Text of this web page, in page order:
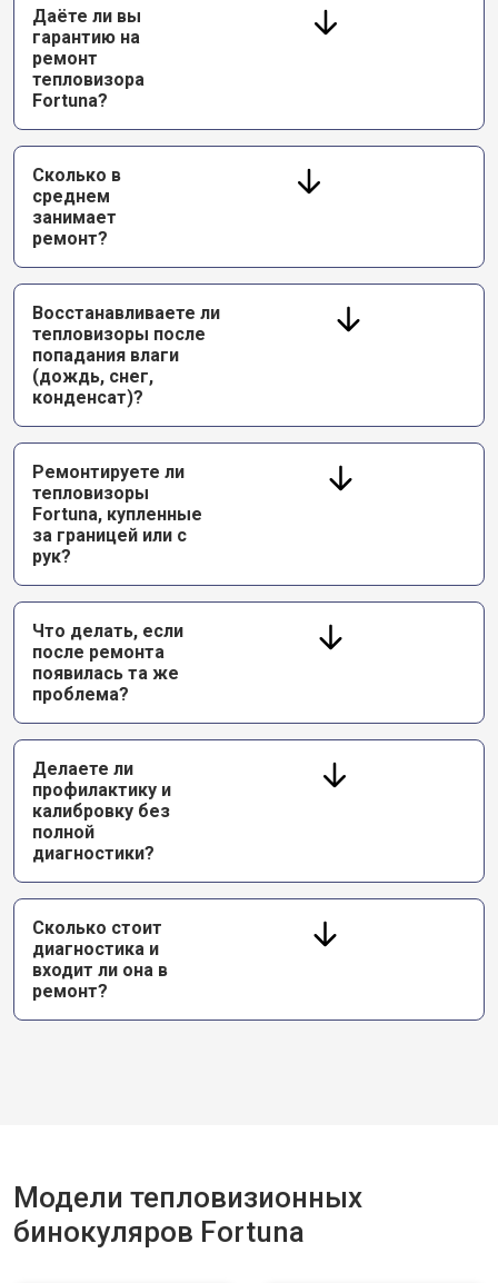
Даёте ли вы
гарантию на
ремонт
тепловизора
Fortuna?
Сколько в
среднем
занимает
ремонт?
Восстанавливаете ли
тепловизоры после
попадания влаги
(дождь, снег,
конденсат)?
Ремонтируете ли
тепловизоры
Fortuna, купленные
за границей или с
рук?
Что делать, если
после ремонта
появилась та же
проблема?
Делаете ли
профилактику и
калибровку без
полной
диагностики?
Сколько стоит
диагностика и
входит ли она в
ремонт?
Модели тепловизионных
бинокуляров Fortuna